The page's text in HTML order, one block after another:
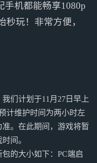
手机都能畅享1080p
秒玩！非常方便，
们计划于11月27日早上
计维护时间为两小时左
。在此期间，游戏将暂
间。
的大小如下：PC端启